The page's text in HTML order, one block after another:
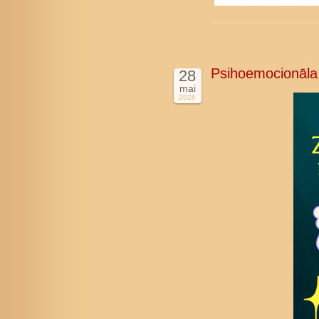
28
mai
2026